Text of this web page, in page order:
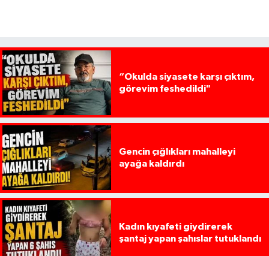
“Okulda siyasete karşı çıktım,
görevim feshedildi"
Gencin çığlıkları mahalleyi
ayağa kaldırdı
Kadın kıyafeti giydirerek
şantaj yapan şahıslar tutuklandı